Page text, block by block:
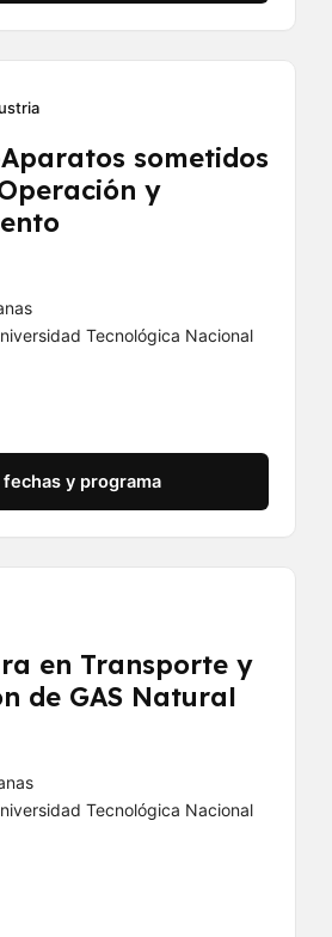
sometidos
y
Tecnológica Nacional
y programa
en Transporte y
de GAS Natural
Tecnológica Nacional